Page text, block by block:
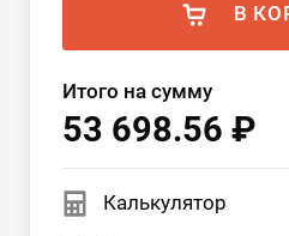
В
Итого на сумму
53 698.56 ₽
Калькулятор